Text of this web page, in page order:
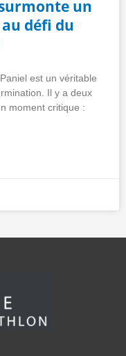
un
défi du
est un véritable
Il y a deux
moment critique :